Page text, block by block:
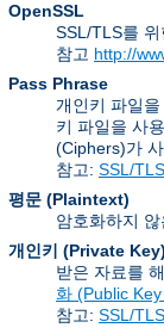
OpenSSL
SSL/TLS를
참고 http://
Pass Phrase
개인키 파일
키 파일을 사
(Ciphers)가
참고: SSL/
평문 (Plaintext)
암호화하지 않
개인키 (Private Key)
받은 자료를
화 (Public
참고: SSL/